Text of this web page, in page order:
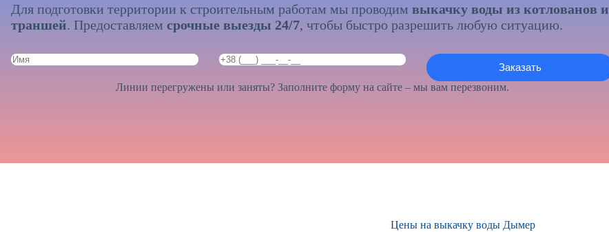
Для подготовки территории к строительным работам мы проводим выкачку воды из котлованов и
траншей. Предоставляем срочные выезды 24/7, чтобы быстро разрешить любую ситуацию.
Линии перегружены или заняты? Заполните форму на сайте – мы вам перезвоним.
Цены на выкачку воды Дымер